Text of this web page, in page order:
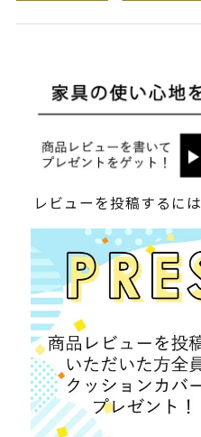
レビューを投稿するには